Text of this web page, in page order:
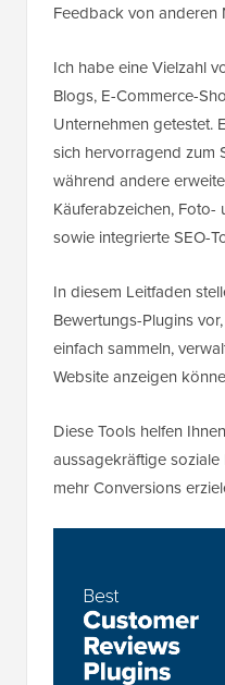
Feedback von anderen
Ich habe eine Vielzahl
Blogs, E-Commerce-
Unternehmen getestet.
sich hervorragend zum
während andere
Käuferabzeichen,
sowie integrierte SEO-
In diesem Leitfaden
Bewertungs-Plugins
einfach sammeln,
Website anzeigen
Diese Tools helfen
aussagekräftige
mehr Conversions